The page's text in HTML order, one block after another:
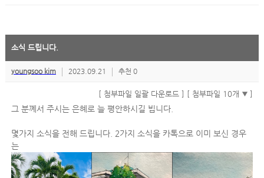
소식 드립니다.
youngsoo kim 2023.09.21 추천 0
[ 첨부파일 일괄 다운로드 ] [ 첨부파일 10개 ]
그 분꼐서 주시는 은혜로 늘 평안하시길 빕니다.
몇가지 소식을 전해 드립니다. 2가지 소식을 카톡으로 이미 보신 경우
는